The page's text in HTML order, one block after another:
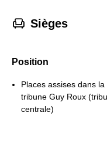
􁐴 Sièges
Position
Places assises dans la
tribune Guy Roux
centrale)